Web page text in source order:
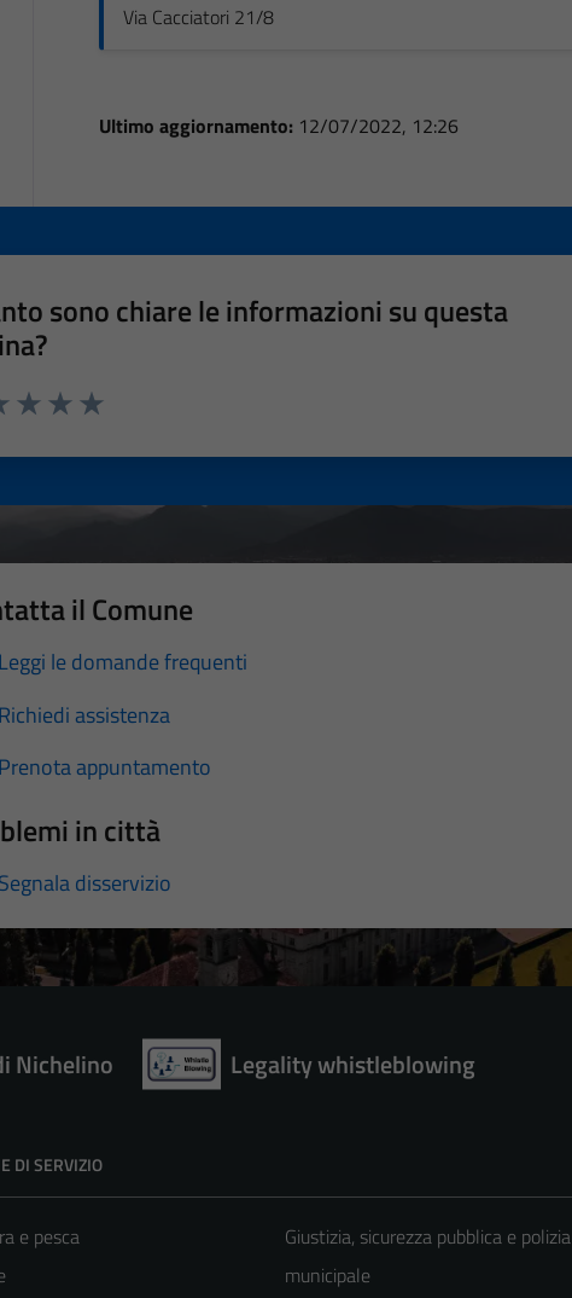
Via Cacciatori 21/8
Ultimo aggiornamento: 12/07/2022, 12:26
sono chiare le informazioni su questa
il Comune
le domande frequenti
assistenza
appuntamento
in città
disservizio
Nichelino Legality whistleblowing
DI SERVIZIO
e pesca
Giustizia, sicurezza pubblica e polizia
municipale